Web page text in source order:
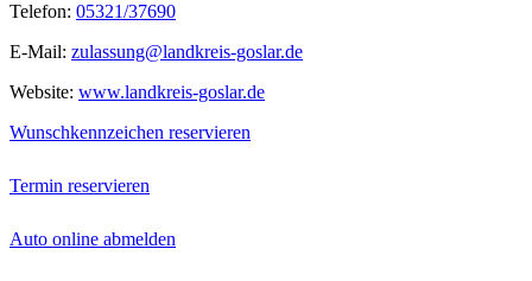
Telefon: 05321/37690
E-Mail: zulassung@landkreis-goslar.de
Website: www.landkreis-goslar.de
Wunschkennzeichen reservieren
Termin reservieren
Auto online abmelden